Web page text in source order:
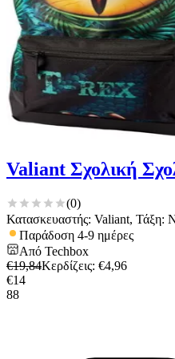
Valiant Σχολική
(0)
Κατασκευαστής: Valiant, Τάξη:
Παράδοση 4-9 ημέρες
Από Techbox
€19,84Κερδίζεις: €4,96
€14
88